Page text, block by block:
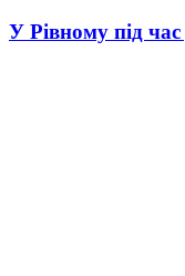
У Рівному під